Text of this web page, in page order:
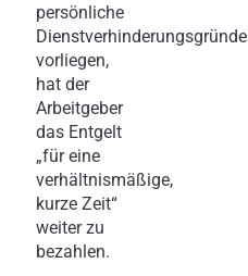
persönliche
Dienstverhinderungsgründe
vorliegen,
hat der
Arbeitgeber
das Entgelt
„für eine
verhältnismäßige,
kurze Zeit“
weiter zu
bezahlen.